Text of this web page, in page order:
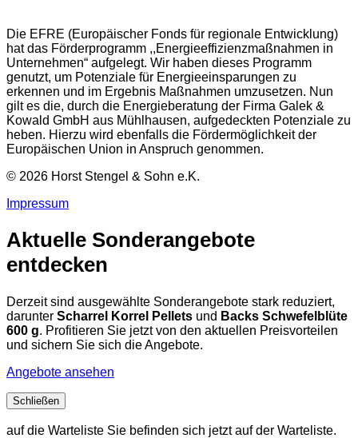
Die EFRE (Europäischer Fonds für regionale Entwicklung)
hat das Förderprogramm ,,Energieeffizienzmaßnahmen in
Unternehmen“ aufgelegt. Wir haben dieses Programm
genutzt, um Potenziale für Energieeinsparungen zu
erkennen und im Ergebnis Maßnahmen umzusetzen. Nun
gilt es die, durch die Energieberatung der Firma Galek &
Kowald GmbH aus Mühlhausen, aufgedeckten Potenziale zu
heben. Hierzu wird ebenfalls die Fördermöglichkeit der
Europäischen Union in Anspruch genommen.
© 2026 Horst Stengel & Sohn e.K.
Impressum
Aktuelle Sonderangebote
entdecken
Derzeit sind ausgewählte Sonderangebote stark reduziert,
darunter Scharrel Korrel Pellets und Backs Schwefelblüte
600 g. Profitieren Sie jetzt von den aktuellen Preisvorteilen
und sichern Sie sich die Angebote.
Angebote ansehen
Schließen
auf die Warteliste Sie befinden sich jetzt auf der Warteliste.